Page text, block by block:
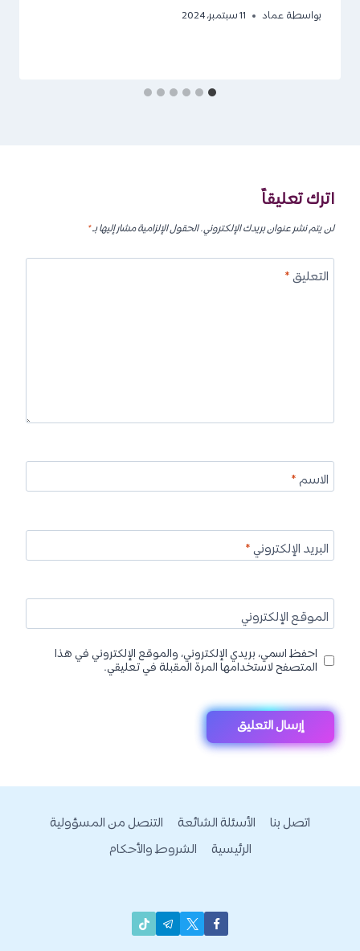
بواسطة عماد 11 سبتمبر، 2024
اترك تعليقاً
لن يتم نشر عنوان بريدك الإلكتروني.الحقول الإلزامية مشار إليها بـ*
التعليق*
الاسم*
البريد الإلكتروني*
الموقع الإلكتروني
احفظ اسمي، بريدي الإلكتروني، والموقع الإلكتروني في هذا
المتصفح لاستخدامها المرة المقبلة في تعليقي.
اتصل بنا الأسئلة الشائعة
التنصل من المسؤولية
الرئيسية
الشروط والأحكام